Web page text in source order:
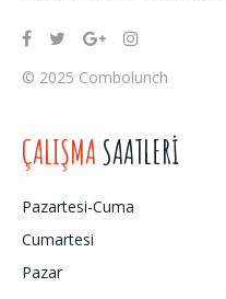
© 2025 Combolunch
ÇALIŞMA SAATLERİ
Pazartesi-Cuma
Cumartesi
Pazar